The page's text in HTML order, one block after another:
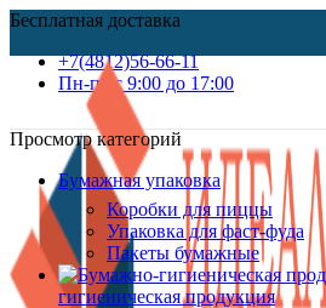
Бесплатная доставка
+7(4812)56-66-11
Пн-пт c 9:00 до 17:00
Просмотр категорий
Бумажная упаковка
Коробки для пиццы
Упаковка для фаст-фуда
Пакеты бумажные
гигиеническая продукция